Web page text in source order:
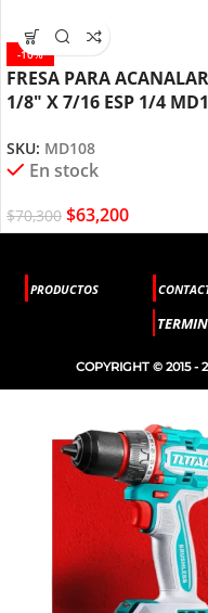
-10%
FRESA PARA ACANALAR
1/8″ X 7/16 ESP 1/4
SKU: MD108
En stock
$70,300 $63,200
PRODUCTOS
COPYRIGHT © 2015 -